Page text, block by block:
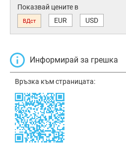
Показвай цените в
ВДст EUR USD
Информирай за грешка
Връзка към страницата: